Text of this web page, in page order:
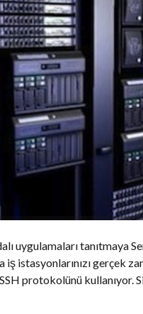
uygulamaları tanıtmaya
iş istasyonlarınızı gerçek
protokolünü kullanıyor.